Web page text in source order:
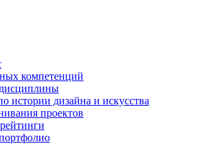
компетенций
истории дизайна и искусства
проектов